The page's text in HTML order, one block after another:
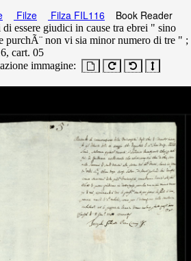
Filze Filza FIL116 Book Reader
essere giudici in cause tra ebrei " sino
purchÃ¨ non vi sia minor numero di tre " ;
cart. 05
immagine: